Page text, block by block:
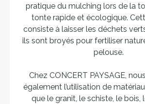
pratique du mulching lors de la
tonte rapide et écologique.
consiste à laisser les déchets
ils sont broyés pour fertiliser
pelouse.
Chez CONCERT PAYSAGE,
également l’utilisation de
que le granit, le schiste, le bois,